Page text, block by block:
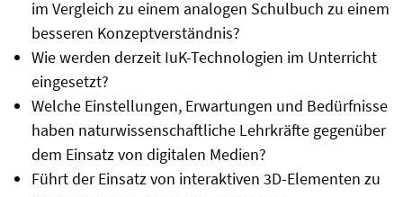
im Vergleich zu einem analogen Schulbuch zu einem
besseren Konzeptverständnis?
Wie werden derzeit IuK-Technologien im Unterricht
eingesetzt?
Welche Einstellungen, Erwartungen und Bedürfnisse
haben naturwissenschaftliche Lehrkräfte gegenüber
dem Einsatz von digitalen Medien?
Führt der Einsatz von interaktiven 3D-Elementen zu